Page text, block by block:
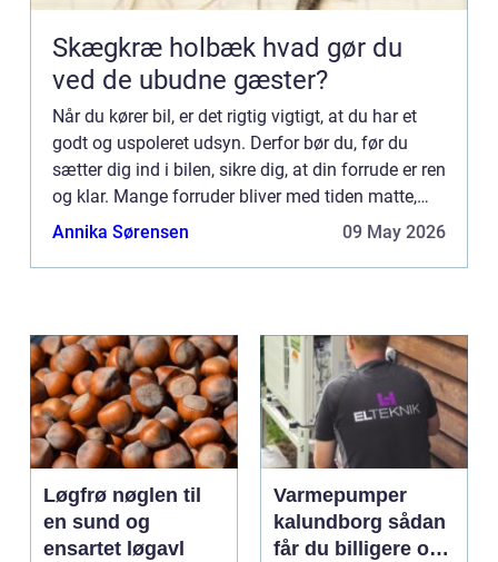
Skægkræ holbæk hvad gør du
ved de ubudne gæster?
Når du kører bil, er det rigtig vigtigt, at du har et
godt og uspoleret udsyn. Derfor bør du, før du
sætter dig ind i bilen, sikre dig, at din forrude er ren
og klar. Mange forruder bliver med tiden matte,
når d...
Annika Sørensen 09 May 2026
Løgfrø nøglen til
en sund og
ensartet løgavl
Varmepumper
kalundborg sådan
får du billigere og